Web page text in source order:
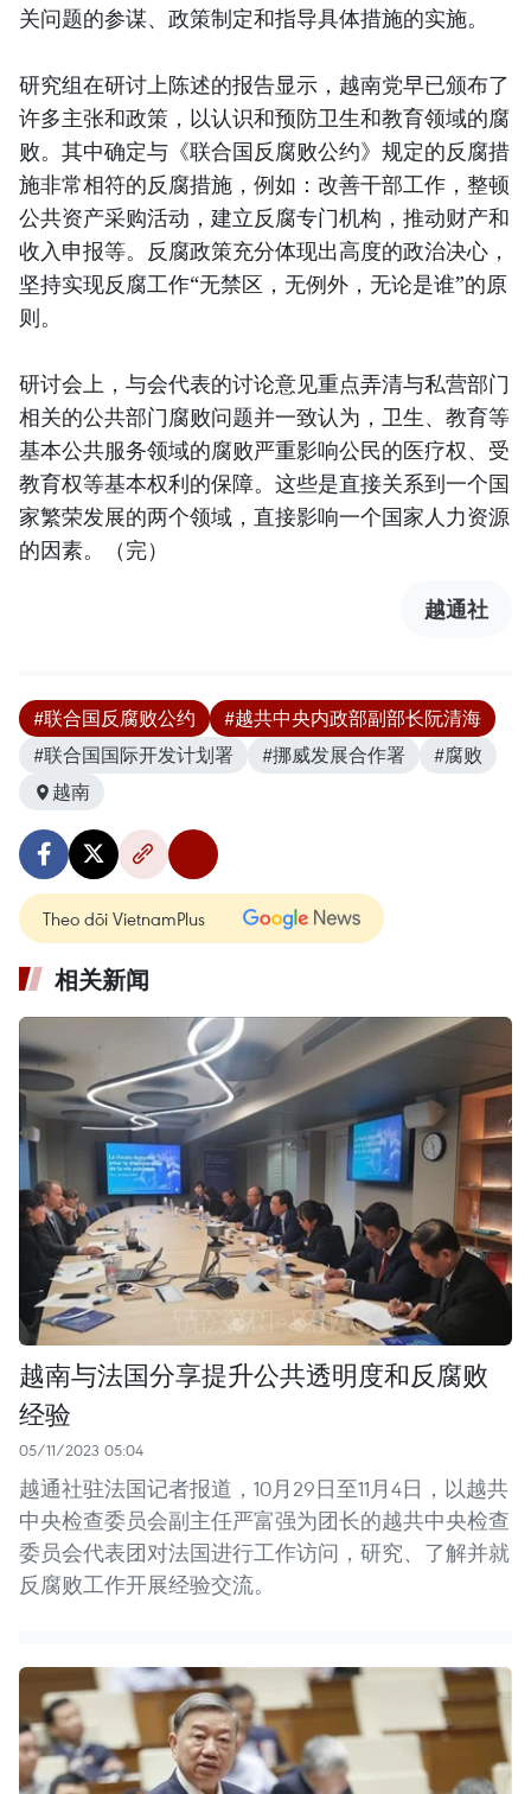
关问题的参谋、政策制定和指导具体措施的实施。
研究组在研讨上陈述的报告显示，越南党早已颁布了
许多主张和政策，以认识和预防卫生和教育领域的腐
败。其中确定与《联合国反腐败公约》规定的反腐措
施非常相符的反腐措施，例如：改善干部工作，整顿
公共资产采购活动，建立反腐专门机构，推动财产和
收入申报等。反腐政策充分体现出高度的政治决心，
坚持实现反腐工作“无禁区，无例外，无论是谁”的原
则。
研讨会上，与会代表的讨论意见重点弄清与私营部门
相关的公共部门腐败问题并一致认为，卫生、教育等
基本公共服务领域的腐败严重影响公民的医疗权、受
教育权等基本权利的保障。这些是直接关系到一个国
家繁荣发展的两个领域，直接影响一个国家人力资源
的因素。（完）
越通社
#联合国反腐败公约
#越共中央内政部副部长阮清海
#联合国国际开发计划署
#挪威发展合作署
#腐败
越南
Theo dõi VietnamPlus
相关新闻
越南与法国分享提升公共透明度和反腐败
经验
05/11/2023 05:04
越通社驻法国记者报道，10月29日至11月4日，以越共
中央检查委员会副主任严富强为团长的越共中央检查
委员会代表团对法国进行工作访问，研究、了解并就
反腐败工作开展经验交流。